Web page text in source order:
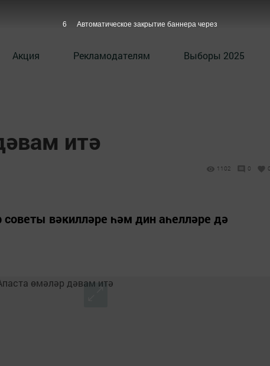
Акция Рекламодателям Выборы 2025
итә
1102 0 0
советы вәкилләре һәм дин аһелләре дә
5 Автоматическое закрытие баннера через